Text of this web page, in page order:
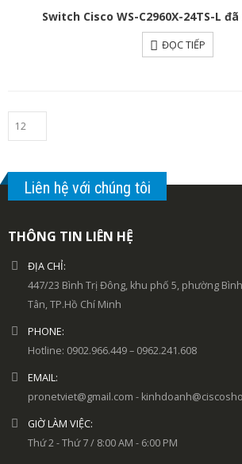
Switch Cisco WS-C2960X-24TS-L
ĐỌC TIẾP
Liên hệ với chúng tôi
THÔNG TIN LIÊN HỆ
ĐỊA CHỈ:
447/23 Bình Trị Đông, khu phố 5, phường
Tân, TP.Hồ Chí Minh
PHONE:
Hotline: 0902.966.449 – 0962.241.608
EMAIL:
pronetviet@gmail.com -
GIỜ LÀM VIỆC:
Thứ 2 - Thứ 7 / 8:00 AM - 6:00 PM